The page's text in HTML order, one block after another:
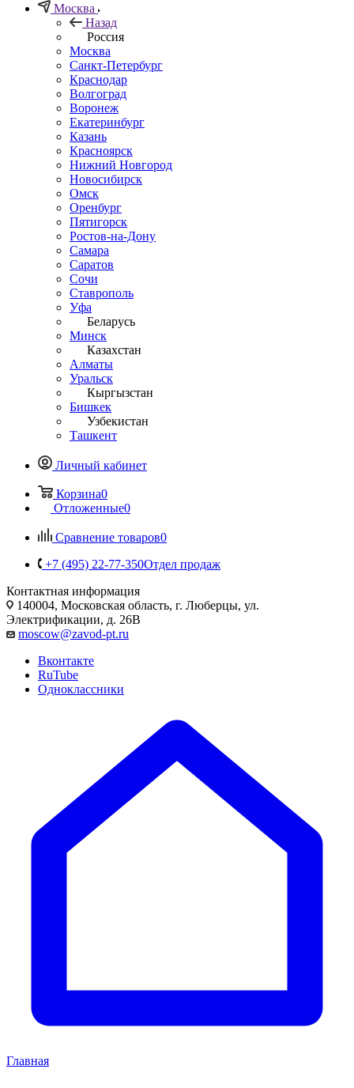
Москва
Назад
Россия
Москва
Санкт-Петербург
Краснодар
Волгоград
Воронеж
Екатеринбург
Казань
Красноярск
Нижний Новгород
Новосибирск
Омск
Оренбург
Пятигорск
Ростов-на-Дону
Самара
Саратов
Сочи
Ставрополь
Уфа
Беларусь
Минск
Казахстан
Алматы
Уральск
Кыргызстан
Бишкек
Узбекистан
Ташкент
Личный кабинет
Корзина0
Отложенные0
Сравнение товаров0
+7 (495) 22-77-350Отдел продаж
Контактная информация
140004, Московская область, г. Люберцы, ул.
Электрификации, д. 26В
moscow@zavod-pt.ru
Вконтакте
RuTube
Одноклассники
Главная